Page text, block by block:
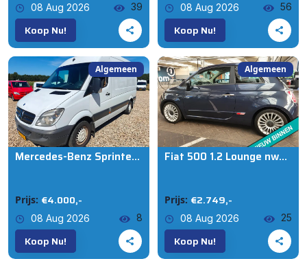
08 Aug 2026 39
Koop Nu!
08 Aug 2026 56
Koop Nu!
Algemeen
Mercedes-Benz Sprinter 513 2.2 CDI 366 HD , Apk maart 2027 , Euro 5 , 130 PK , rijd en schakelt ok.
Prijs: €4.000,-
08 Aug 2026 8
Koop Nu!
Algemeen
Fiat 500 1.2 Lounge nwe distributie nwe koppeling
Prijs: €2.749,-
08 Aug 2026 25
Koop Nu!